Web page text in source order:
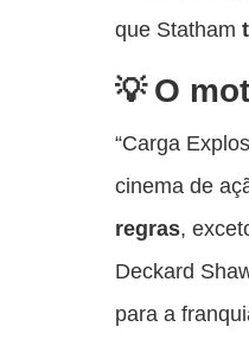
que Statham
O
“Carga
cinema de
regras,
Deckard
para a